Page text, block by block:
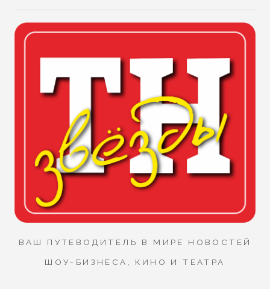
ВАШ ПУТЕВОДИТЕЛЬ В МИРЕ НОВОСТЕЙ
ШОУ-БИЗНЕСА, КИНО И ТЕАТРА